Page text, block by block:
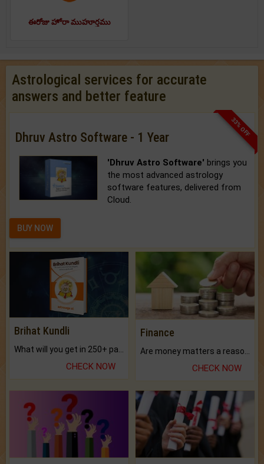
ఈరోజు హోరా ముహూర్తము
Astrological services for accurate
answers and better feature
33% OFF
Dhruv Astro Software - 1 Year
'Dhruv Astro Software' brings you
the most advanced astrology
software features, delivered from
Cloud.
BUY NOW
Brihat Kundli
CHECK NOW
Finance
CHECK NOW